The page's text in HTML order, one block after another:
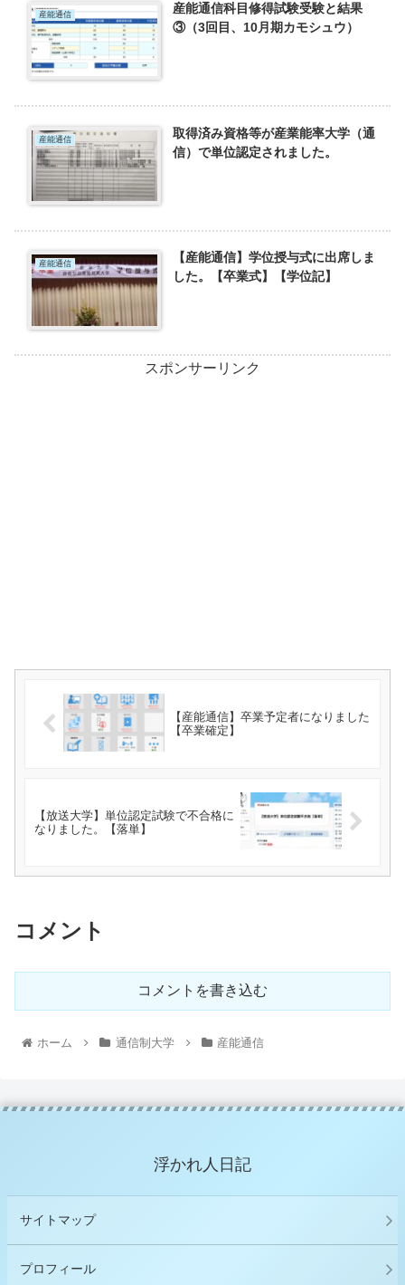
産能通信
産能通信科目修得試験受験と結果
③（3回目、10月期カモシュウ）
産能通信
取得済み資格等が産業能率大学（通
信）で単位認定されました。
産能通信
【産能通信】学位授与式に出席しま
した。【卒業式】【学位記】
スポンサーリンク
【産能通信】卒業予定者になりました
【卒業確定】
【放送大学】単位認定試験で不合格に
なりました。【落単】
コメント
コメントを書き込む
ホーム 通信制大学 産能通信
浮かれ人日記
サイトマップ
プロフィール